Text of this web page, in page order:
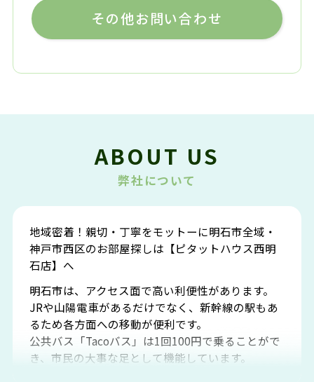
その他お問い合わせ
ABOUT US
弊社について
地域密着！親切・丁寧をモットーに明石市全域・
神戸市西区のお部屋探しは【ピタットハウス西明
石店】へ
明石市は、アクセス面で高い利便性があります。
JRや山陽電車があるだけでなく、新幹線の駅もあ
るため各方面への移動が便利です。
公共バス「Tacoバス」は1回100円で乗ることがで
き、市民の大事な足として機能しています。